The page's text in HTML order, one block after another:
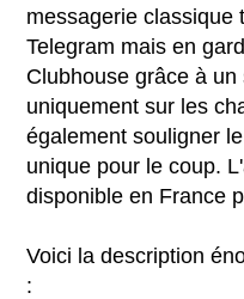
messagerie classique
Telegram mais en
Clubhouse grâce à
uniquement sur les
également souligner
unique pour le coup.
disponible en France
Voici la description
: